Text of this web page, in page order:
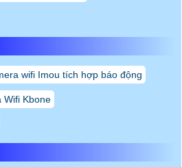
wifi Imou tích hợp báo động
Wifi Kbone